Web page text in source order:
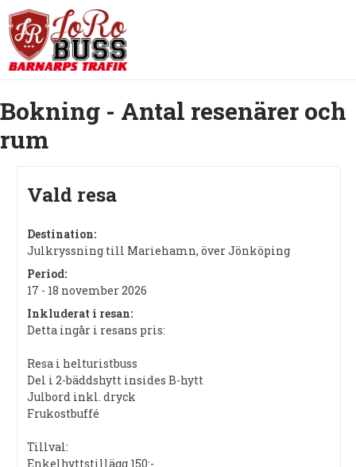
Bokning - Antal resenärer och
rum
Vald resa
Destination:
Julkryssning till Mariehamn, över Jönköping
Period:
17 - 18 november 2026
Inkluderat i resan:
Detta ingår i resans pris:
Resa i helturistbuss
Del i 2-bäddshytt insides B-hytt
Julbord inkl. dryck
Frukostbuffé
Tillval:
Enkelhyttstillägg 150:-